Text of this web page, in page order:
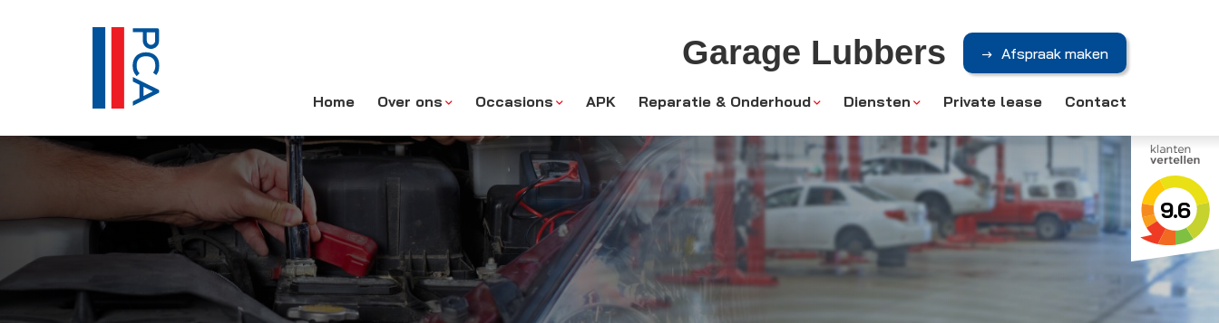
Garage Lubbers Afspraak maken
Home Over ons Occasions APK Reparatie & Onderhoud Diensten Private lease Contact
9.6